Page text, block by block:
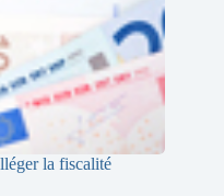
la fiscalité